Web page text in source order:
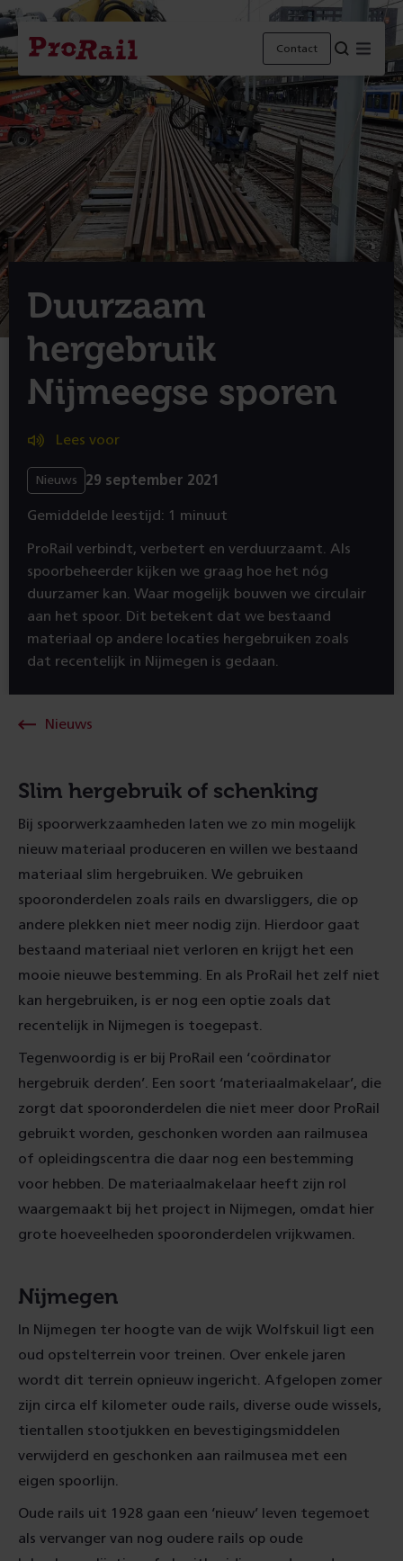
Navigatie
Homepage
ProRail
Contact Menu
Duurzaam
hergebruik
Nijmeegse sporen
Lees voor
Nieuws 29 september 2021
Gemiddelde leestijd: 1 minuut
ProRail verbindt, verbetert en verduurzaamt. Als
spoorbeheerder kijken we graag hoe het nóg
duurzamer kan. Waar mogelijk bouwen we circulair
aan het spoor. Dit betekent dat we bestaand
materiaal op andere locaties hergebruiken zoals
dat recentelijk in Nijmegen is gedaan.
Nieuws
Slim hergebruik of schenking
Bij spoorwerkzaamheden laten we zo min mogelijk
nieuw materiaal produceren en willen we bestaand
materiaal slim hergebruiken. We gebruiken
spooronderdelen zoals rails en dwarsliggers, die op
andere plekken niet meer nodig zijn. Hierdoor gaat
bestaand materiaal niet verloren en krijgt het een
mooie nieuwe bestemming. En als ProRail het zelf niet
kan hergebruiken, is er nog een optie zoals dat
recentelijk in Nijmegen is toegepast.
Tegenwoordig is er bij ProRail een ‘coördinator
hergebruik derden’. Een soort ‘materiaalmakelaar’, die
zorgt dat spooronderdelen die niet meer door ProRail
gebruikt worden, geschonken worden aan railmusea
of opleidingscentra die daar nog een bestemming
voor hebben. De materiaalmakelaar heeft zijn rol
waargemaakt bij het project in Nijmegen, omdat hier
grote hoeveelheden spooronderdelen vrijkwamen.
Nijmegen
In Nijmegen ter hoogte van de wijk Wolfskuil ligt een
oud opstelterrein voor treinen. Over enkele jaren
wordt dit terrein opnieuw ingericht. Afgelopen zomer
zijn circa elf kilometer oude rails, diverse oude wissels,
tientallen stootjukken en bevestigingsmiddelen
verwijderd en geschonken aan railmusea met een
eigen spoorlijn.
Oude rails uit 1928 gaan een ‘nieuw’ leven tegemoet
als vervanger van nog oudere rails op oude